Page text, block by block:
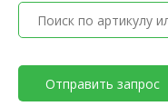
Отправить запрос